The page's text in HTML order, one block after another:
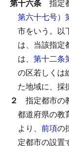
第十六条 指定
第六十七号）
市をいう。以
は、当該指定
は、 第十二条
の区若しくは
た地域に、採
２ 指定都市の
都道府県の教
より、 前項の
定都市の設置